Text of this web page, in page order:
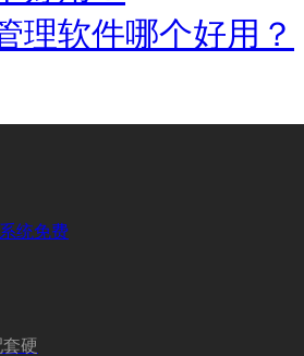
理软件哪个好用？
硬